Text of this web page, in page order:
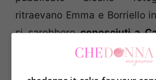
ritraevano Emma e Borriello
si sarebberoconosciuti a
un evento di moda la scorsa
e Fabio si sarebbero poi